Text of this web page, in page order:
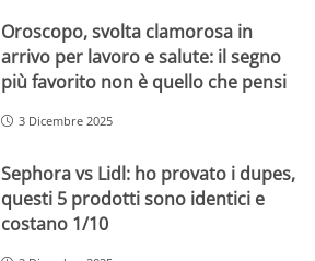
Oroscopo, svolta clamorosa in
arrivo per lavoro e salute: il segno
più favorito non è quello che pensi
3 Dicembre 2025
Sephora vs Lidl: ho provato i dupes,
questi 5 prodotti sono identici e
costano 1/10